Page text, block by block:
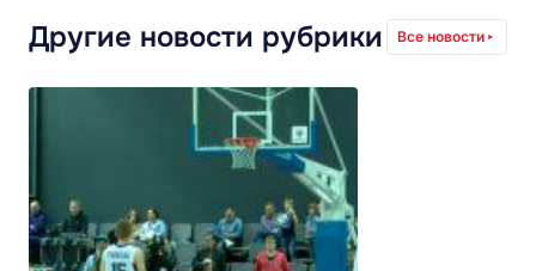
Другие новости рубрики Все новости